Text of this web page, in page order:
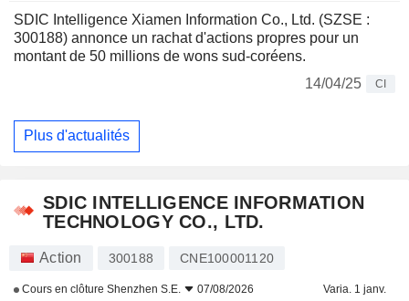
SDIC Intelligence Xiamen Information Co., Ltd. (SZSE :
300188) annonce un rachat d'actions propres pour un
montant de 50 millions de wons sud-coréens.
14/04/25
CI
Plus d'actualités
SDIC INTELLIGENCE INFORMATION
TECHNOLOGY CO., LTD.
Action 300188 CNE100001120
Cours en clôture Shenzhen S.E. 07/08/2026 Varia. 1 janv.